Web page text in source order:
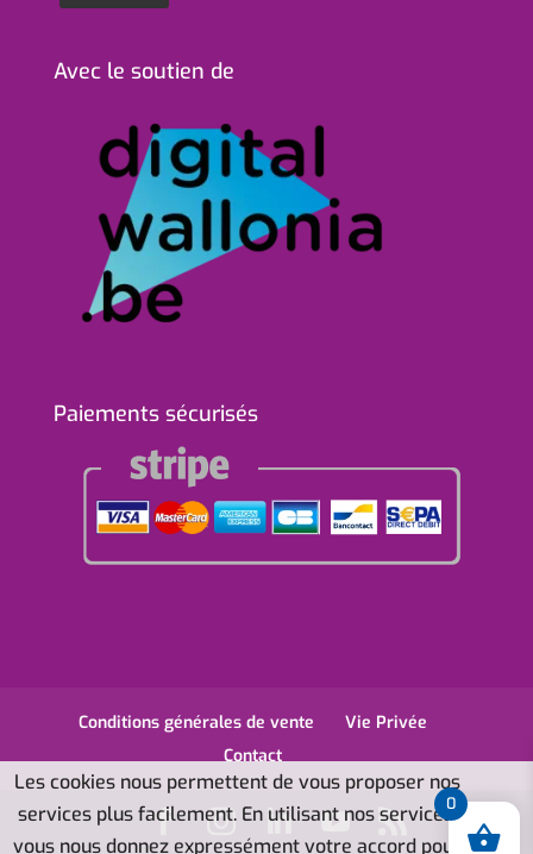
Avec le soutien de
Paiements sécurisés
Conditions générales de vente
Vie Privée
Contact
0
Les cookies nous permettent de vous proposer nos
services plus facilement. En utilisant nos services,
vous nous donnez expressément votre accord pour